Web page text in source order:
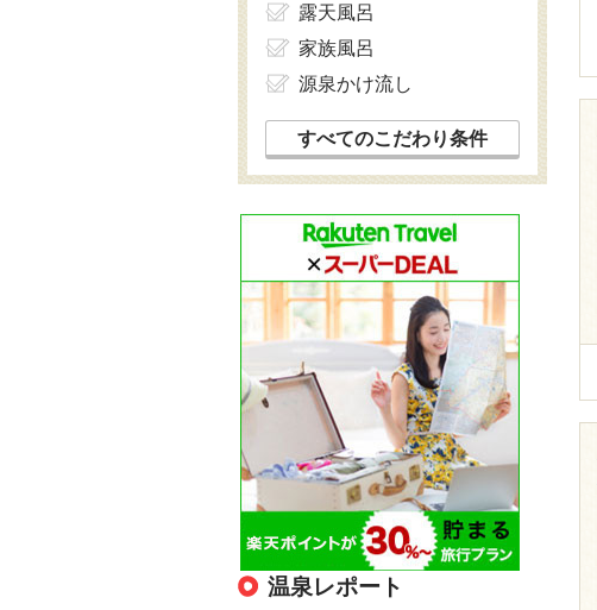
露天風呂
家族風呂
源泉かけ流し
すべてのこだわり条件
温泉レポート